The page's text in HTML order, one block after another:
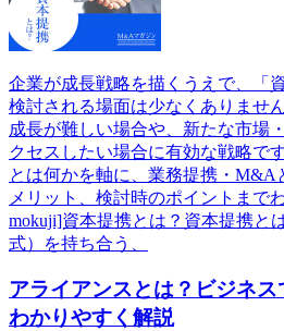
企業が成長戦略を描くうえで、「
検討される場面は少なくありませ
成長が難しい場合や、新たな市場
クセスしたい場合に有効な戦略で
とは何かを軸に、業務提携・M&A
メリット、検討時のポイントまで
mokuji]資本提携とは？資本提携と
式）を持ち合う、
アライアンスとは？ビジネ
わかりやすく解説